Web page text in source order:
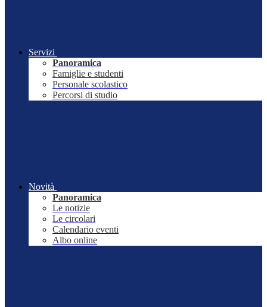
Servizi
Panoramica
Famiglie e studenti
Personale scolastico
Percorsi di studio
Novità
Panoramica
Le notizie
Le circolari
Calendario eventi
Albo online